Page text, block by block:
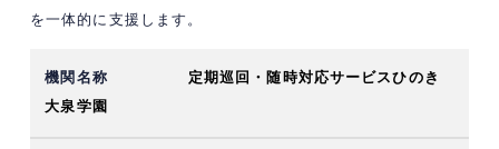
を一体的に支援します。
定期巡回・随時対応サービスひのき
大泉学園